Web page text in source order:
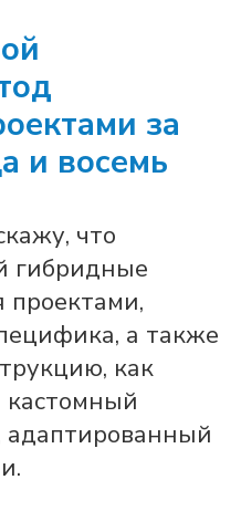
за
и восемь
что
гибридные
проектами,
а также
как
кастомный